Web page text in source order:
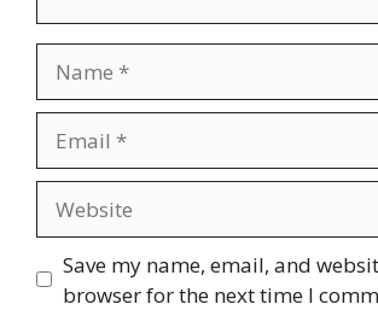
Save my name, email, and
browser for the next time I